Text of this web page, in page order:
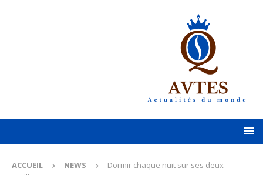
ACCUEIL NEWS
Dormir chaque nuit sur ses deux